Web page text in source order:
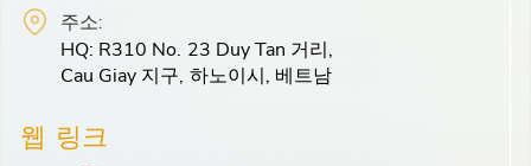
주소:
HQ: R310 No. 23 Duy Tan 거리,
Cau Giay 지구, 하노이시, 베트남
웹 링크